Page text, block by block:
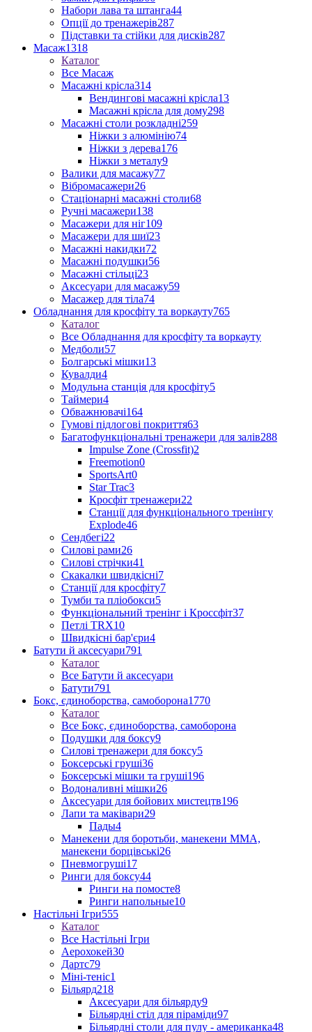
Набори лава та штанга44
Опції до тренажерів287
Підставки та стійки для дисків287
Масаж1318
Каталог
Все Масаж
Масажні крісла314
Вендингові масажні крісла13
Масажні крісла для дому298
Масажні столи розкладні259
Ніжки з алюмінію74
Ніжки з дерева176
Ніжки з металу9
Валики для масажу77
Вібромасажери26
Стаціонарні масажні столи68
Ручні масажери138
Масажери для ніг109
Масажери для шиї23
Масажні накидки72
Масажні подушки56
Масажні стільці23
Аксесуари для масажу59
Масажер для тіла74
Обладнання для кросфіту та воркауту765
Каталог
Все Обладнання для кросфіту та воркауту
Медболи57
Болгарські мішки13
Кувалди4
Модульна станція для кросфіту5
Таймери4
Обважнювачі164
Гумові підлогові покриття63
Багатофункціональні тренажери для залів288
Impulse Zone (Crossfit)2
Freemotion0
SportsArt0
Star Trac3
Кросфіт тренажери22
Станції для функціонального тренінгу
Explode46
Сендбегі22
Силові рами26
Силові стрічки41
Скакалки швидкісні7
Станції для кросфіту7
Тумби та пліобокси5
Функціональний тренінг і Кроссфіт37
Петлі TRX10
Швидкісні бар'єри4
Батути й аксесуари791
Каталог
Все Батути й аксесуари
Батути791
Бокс, єдиноборства, самоборона1770
Каталог
Все Бокс, єдиноборства, самоборона
Подушки для боксу9
Силові тренажери для боксу5
Боксерські груші36
Боксерські мішки та груші196
Водоналивні мішки26
Аксесуари для бойових мистецтв196
Лапи та маківари29
Пады4
Манекени для боротьби, манекени ММА,
манекени борцівські26
Пневмогруші17
Ринги для боксу44
Ринги на помосте8
Ринги напольные10
Настільні Ігри555
Каталог
Все Настільні Ігри
Аерохокей30
Дартс79
Міні-теніс1
Більярд218
Аксесуари для більярду9
Більярдні стіл для піраміди97
Більярдні столи для пулу - американка48